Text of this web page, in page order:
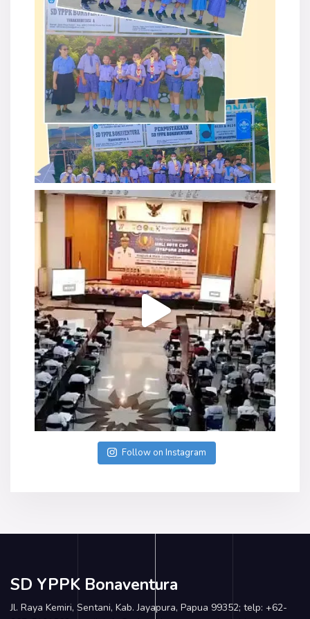
Follow on Instagram
SD YPPK Bonaventura
Jl. Raya Kemiri, Sentani, Kab. Jayapura, Papua 99352; telp: +62-